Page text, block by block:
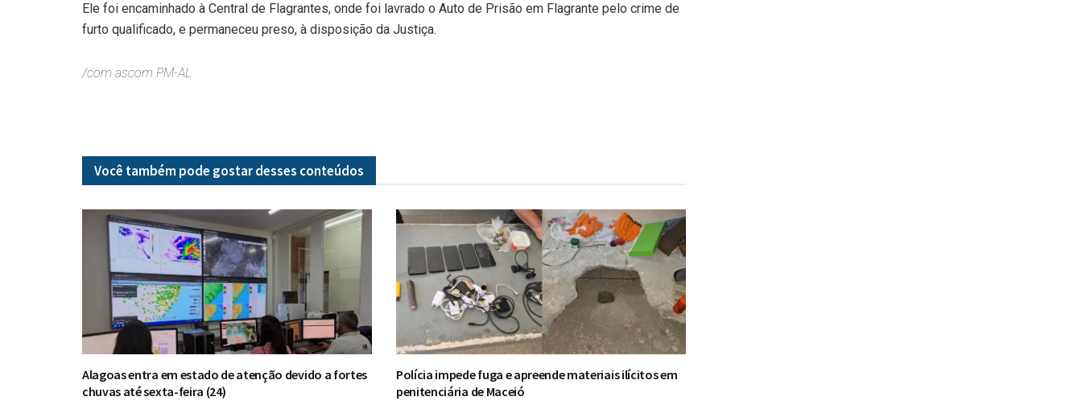
Ele foi encaminhado à Central de Flagrantes, onde foi lavrado o Auto de Prisão em Flagrante pelo crime de
furto qualificado, e permaneceu preso, à disposição da Justiça.
/com ascom PM-AL
Você também pode gostar desses conteúdos
Alagoas entra em estado de atenção devido a fortes
chuvas até sexta-feira (24)
Polícia impede fuga e apreende materiais ilícitos em
penitenciária de Maceió